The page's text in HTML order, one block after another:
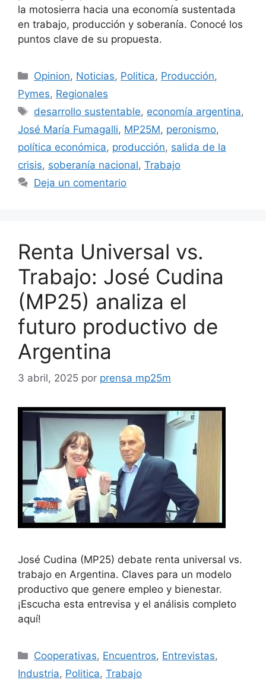
la motosierra hacia una economía sustentada
en trabajo, producción y soberanía. Conocé los
puntos clave de su propuesta.
Opinion, Noticias, Politica, Producción,
Pymes, Regionales
desarrollo sustentable, economía argentina,
José María Fumagalli, MP25M, peronismo,
política económica, producción, salida de la
crisis, soberanía nacional, Trabajo
Deja un comentario
Renta Universal vs.
Trabajo: José Cudina
(MP25) analiza el
futuro productivo de
Argentina
3 abril, 2025 por prensa mp25m
José Cudina (MP25) debate renta universal vs.
trabajo en Argentina. Claves para un modelo
productivo que genere empleo y bienestar.
¡Escucha esta entrevisa y el análisis completo
aquí!
Cooperativas, Encuentros, Entrevistas,
Industria, Politica, Trabajo